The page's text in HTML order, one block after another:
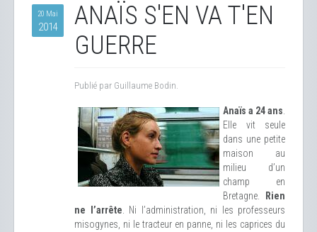
20 Mai
2014
ANAÏS S'EN VA T'EN
GUERRE
Publié par Guillaume Bodin.
Anaïs a 24 ans
Elle vit seule
dans une petite
maison au
milieu d’un
champ en
Bretagne.
Rien
ne l’arrête . Ni l’administration, ni les professeurs
misogynes, ni le tracteur en panne, ni les caprices du